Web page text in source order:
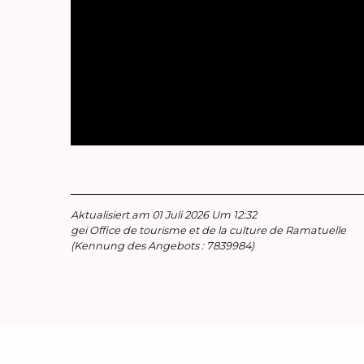
Aktualisiert am 01 Juli 2026 Um 12:32
gei Office de tourisme et de la culture de Ramatuelle
(Kennung des Angebots : 7839984)